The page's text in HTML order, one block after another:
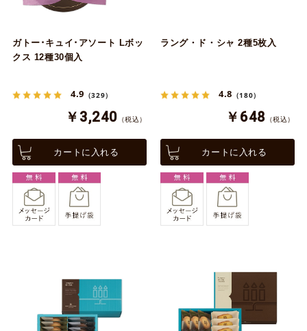
ガトー･キュイ･アソート Lボッ
クス 12種30個入
4.9 （329）
￥3,240 （税込）
カートに入れる
ラング・ド・シャ 2種5枚入
4.8 （180）
￥648 （税込）
カートに入れる